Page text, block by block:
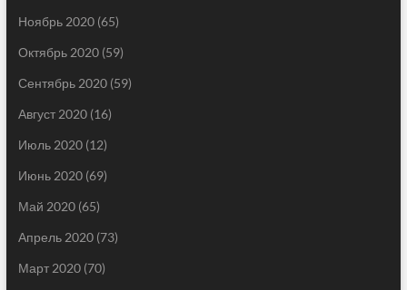
Ноябрь 2020(65)
Октябрь 2020(59)
Сентябрь 2020(59)
Август 2020(16)
Июль 2020(12)
Июнь 2020(69)
Май 2020(65)
Апрель 2020(73)
Март 2020(70)